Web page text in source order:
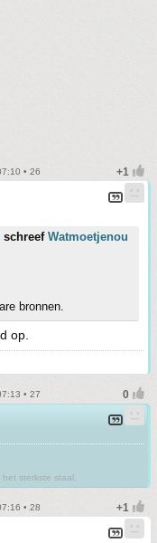
• 26
schreef Watmoetjenou
bronnen.
op.
• 27
sterkste staal.
• 28